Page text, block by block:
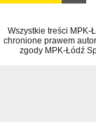
Wszystkie treści MPK-
chronione prawem
zgody MPK-Łódź